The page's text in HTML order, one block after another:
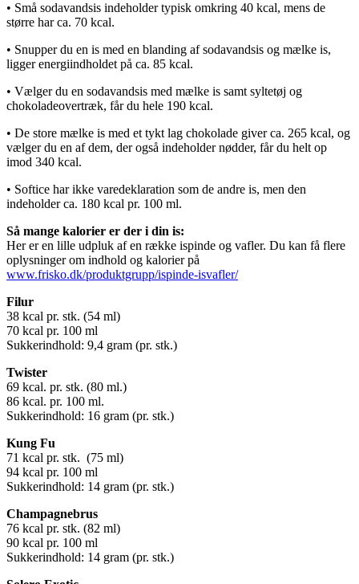
• Små sodavandsis indeholder typisk omkring 40 kcal, mens de
større har ca. 70 kcal.
• Snupper du en is med en blanding af sodavandsis og mælke is,
ligger energiindholdet på ca. 85 kcal.
• Vælger du en sodavandsis med mælke is samt syltetøj og
chokoladeovertræk, får du hele 190 kcal.
• De store mælke is med et tykt lag chokolade giver ca. 265 kcal, og
vælger du en af dem, der også indeholder nødder, får du helt op
imod 340 kcal.
• Softice har ikke varedeklaration som de andre is, men den
indeholder ca. 180 kcal pr. 100 ml.
Så mange kalorier er der i din is:
Her er en lille udpluk af en række ispinde og vafler. Du kan få flere
oplysninger om indhold og kalorier på
www.frisko.dk/produktgrupp/ispinde-isvafler/
Filur
38 kcal pr. stk. (54 ml)
70 kcal pr. 100 ml
Sukkerindhold: 9,4 gram (pr. stk.)
Twister
69 kcal. pr. stk. (80 ml.)
86 kcal. pr. 100 ml.
Sukkerindhold: 16 gram (pr. stk.)
Kung Fu
71 kcal pr. stk. (75 ml)
94 kcal pr. 100 ml
Sukkerindhold: 14 gram (pr. stk.)
Champagnebrus
76 kcal pr. stk. (82 ml)
90 kcal pr. 100 ml
Sukkerindhold: 14 gram (pr. stk.)